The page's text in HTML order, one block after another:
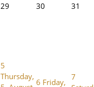
29 30 31
5
Thursday,
6 Friday,
7